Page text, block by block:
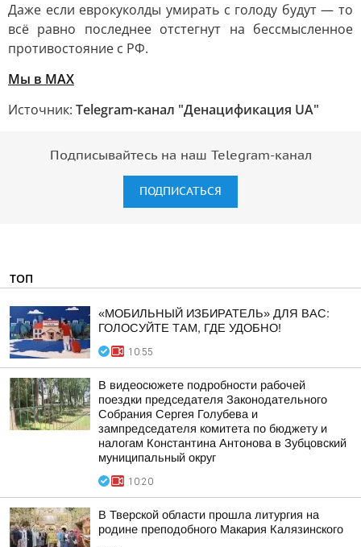
Даже если еврокуколды умирать с голоду будут — то
всё равно последнее отстегнут на бессмысленное
противостояние с РФ.
Мы в MAX
Источник: Telegram-канал "Денацификация UA"
Подписывайтесь на наш Telegram-канал
ПОДПИСАТЬСЯ
ТОП
«МОБИЛЬНЫЙ ИЗБИРАТЕЛЬ» ДЛЯ ВАС:
ГОЛОСУЙТЕ ТАМ, ГДЕ УДОБНО!
10:55
В видеосюжете подробности рабочей
поездки председателя Законодательного
Собрания Сергея Голубева и
зампредседателя комитета по бюджету и
налогам Константина Антонова в Зубцовский
муниципальный округ
10:20
В Тверской области прошла литургия на
родине преподобного Макария Калязинского